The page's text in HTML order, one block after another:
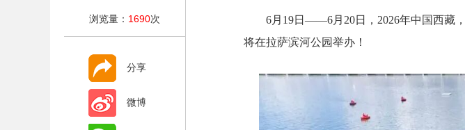
浏览量： 1690次
分享
微博
6月19日——6月20日 ， 2026年中国西藏
将在拉萨滨河公园举办！